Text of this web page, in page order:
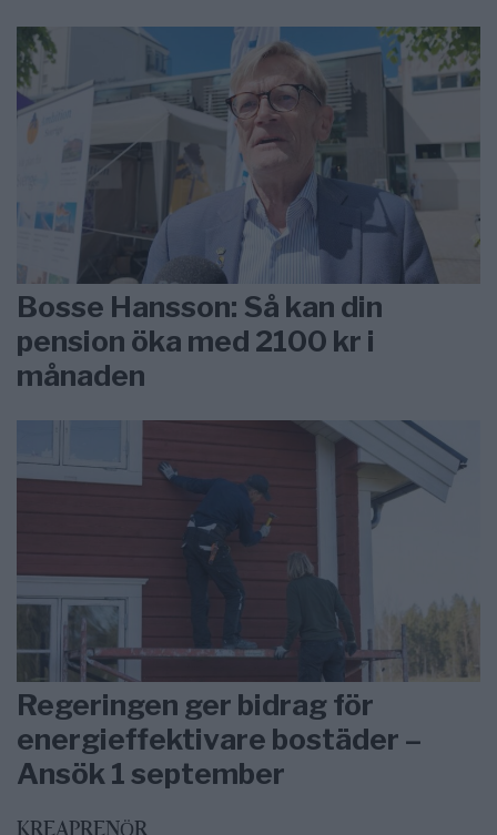
Bosse Hansson: Så kan din
pension öka med 2100 kr i
månaden
Regeringen ger bidrag för
energieffektivare bostäder –
Ansök 1 september